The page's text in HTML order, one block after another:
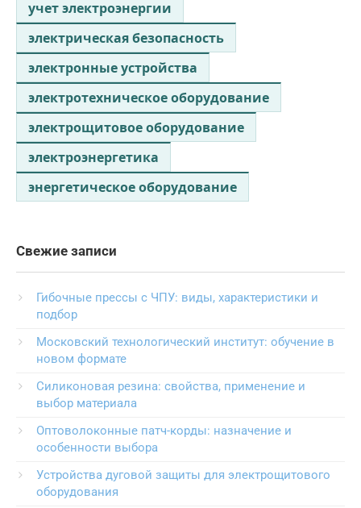
учет электроэнергии
электрическая безопасность
электронные устройства
электротехническое оборудование
электрощитовое оборудование
электроэнергетика
энергетическое оборудование
Свежие записи
Гибочные прессы с ЧПУ: виды, характеристики и
подбор
Московский технологический институт: обучение в
новом формате
Силиконовая резина: свойства, применение и
выбор материала
Оптоволоконные патч-корды: назначение и
особенности выбора
Устройства дуговой защиты для электрощитового
оборудования